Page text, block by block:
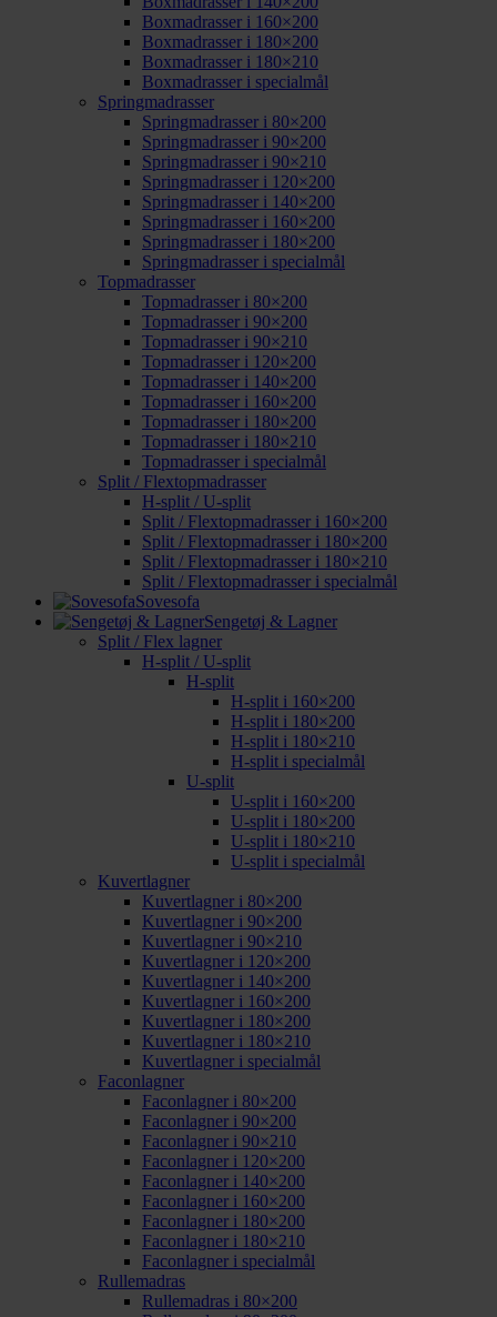
Boxmadrasser i 160×200
Boxmadrasser i 180×200
Boxmadrasser i 180×210
Boxmadrasser i specialmål
Springmadrasser
Springmadrasser i 80×200
Springmadrasser i 90×200
Springmadrasser i 90×210
Springmadrasser i 120×200
Springmadrasser i 140×200
Springmadrasser i 160×200
Springmadrasser i 180×200
Springmadrasser i specialmål
Topmadrasser
Topmadrasser i 80×200
Topmadrasser i 90×200
Topmadrasser i 90×210
Topmadrasser i 120×200
Topmadrasser i 140×200
Topmadrasser i 160×200
Topmadrasser i 180×200
Topmadrasser i 180×210
Topmadrasser i specialmål
Split / Flextopmadrasser
H-split / U-split
Split / Flextopmadrasser i 160×200
Split / Flextopmadrasser i 180×200
Split / Flextopmadrasser i 180×210
Split / Flextopmadrasser i specialmål
Sovesofa
Sengetøj & Lagner
Split / Flex lagner
H-split / U-split
H-split
H-split i 160×200
H-split i 180×200
H-split i 180×210
H-split i specialmål
U-split
U-split i 160×200
U-split i 180×200
U-split i 180×210
U-split i specialmål
Kuvertlagner
Kuvertlagner i 80×200
Kuvertlagner i 90×200
Kuvertlagner i 90×210
Kuvertlagner i 120×200
Kuvertlagner i 140×200
Kuvertlagner i 160×200
Kuvertlagner i 180×200
Kuvertlagner i 180×210
Kuvertlagner i specialmål
Faconlagner
Faconlagner i 80×200
Faconlagner i 90×200
Faconlagner i 90×210
Faconlagner i 120×200
Faconlagner i 140×200
Faconlagner i 160×200
Faconlagner i 180×200
Faconlagner i 180×210
Faconlagner i specialmål
Rullemadras
Rullemadras i 80×200